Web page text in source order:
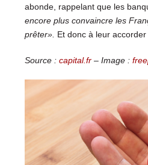
abonde, rappelant que les
encore plus convaincre les
prêter». Et donc à leur
Source : capital.fr– Image :